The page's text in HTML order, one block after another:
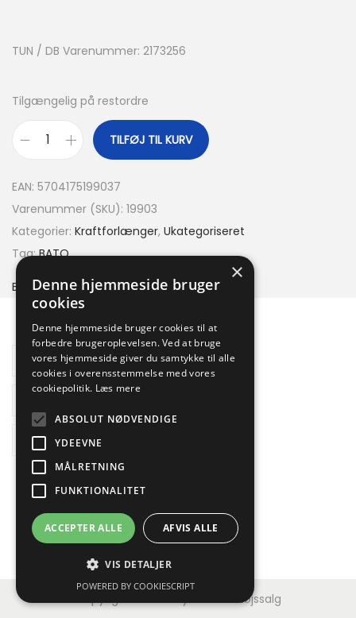
TUN / DB Varenummer: 2173256
Tilgængelig på restordre
TILFØJ TIL KURV
EAN: 5704175199037
Varenummer (SKU): 19903
Kategorier: Kraftforlænger, Ukategoriseret
Tag:BATO
BATO ProfTool
Yderligere information
Brand
Reviews
Copyright © 2026Jydsk Værktøjssalg
×
Denne hjemmeside bruger
cookies
Denne hjemmeside bruger cookies til at
forbedre brugeroplevelsen. Ved at bruge
vores hjemmeside giver du samtykke til alle
cookies i overensstemmelse med vores
cookiepolitik. Læs mere
ABSOLUT NØDVENDIGE
YDEEVNE
MÅLRETNING
FUNKTIONALITET
ACCEPTER ALLE AFVIS ALLE
VIS DETALJER
POWERED BY COOKIESCRIPT